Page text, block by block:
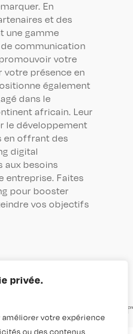
privée.
votre expérience
ou des contenus
En
et des
une gamme
communication
votre
votre présence en
également
dans le
africain. Leur
le développement
en offrant des
digital
aux besoins
entreprise. Faites
pour booster
vos objectifs
05/